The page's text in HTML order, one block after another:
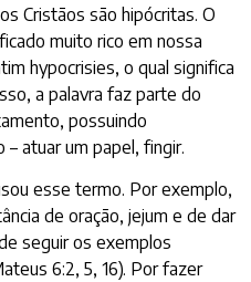
Cristãos são hipócritas. O
muito rico em nossa
hypocrisies, o qual significa
a palavra faz parte do
possuindo
atuar um papel, fingir.
esse termo. Por exemplo,
de oração, jejum e de dar
seguir os exemplos
6:2, 5, 16). Por fazer